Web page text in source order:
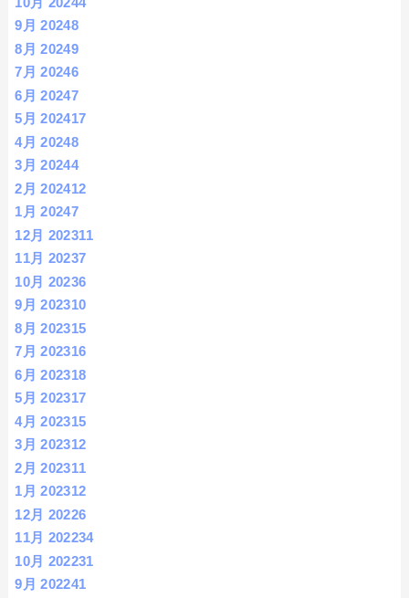
9月 20248
8月 20249
7月 20246
6月 20247
5月 202417
4月 20248
3月 20244
2月 202412
1月 20247
12月 202311
11月 20237
10月 20236
9月 202310
8月 202315
7月 202316
6月 202318
5月 202317
4月 202315
3月 202312
2月 202311
1月 202312
12月 20226
11月 202234
10月 202231
9月 202241